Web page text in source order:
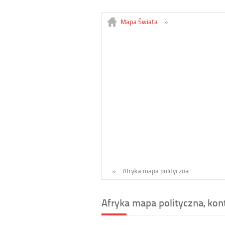
Mapa Świata »
» Afryka mapa polityczna
Afryka mapa polityczna,